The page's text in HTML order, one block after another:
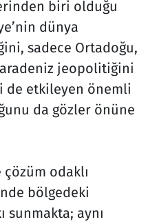
biri olduğu
dünya
sadece Ortadoğu,
jeopolitiğini
etkileyen önemli
da gözler önüne
çözüm odaklı
bölgedeki
sunmakta; aynı